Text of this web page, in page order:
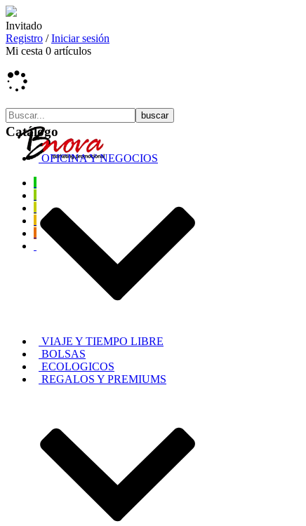
Invitado
Registro /Iniciar sesión
Mi cesta 0 artículos
Catálogo
OFICINA Y NEGOCIOS
VIAJE Y TIEMPO LIBRE
BOLSAS
ECOLOGICOS
REGALOS Y PREMIUMS